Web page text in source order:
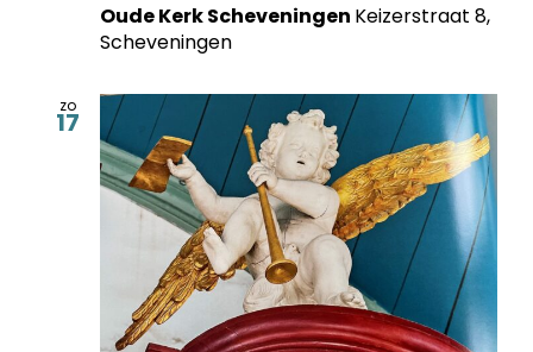
Oude Kerk Scheveningen Keizerstraat 8,
Scheveningen
zo
17